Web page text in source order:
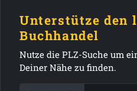
Unterstütze den
Buchhandel
Nutze die PLZ-Suche um
Deiner Nähe zu finden.